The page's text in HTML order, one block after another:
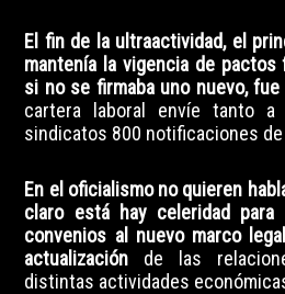
El fin de la ultraactividad, el
mantenía la vigencia de pactos
si no se firmaba uno nuevo, fue
cartera laboral envíe tanto a
sindicatos 800 notificaciones
En el oficialismo no quieren
claro está hay celeridad para
convenios al nuevo marco
actualización de las
distintas actividades